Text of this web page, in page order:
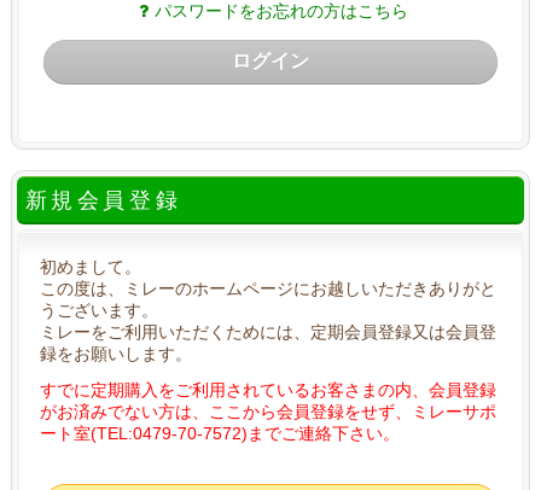
パスワードをお忘れの方はこちら
ログイン
新規会員登録
初めまして。
この度は、ミレーのホームページにお越しいただきありがと
うございます。
ミレーをご利用いただくためには、定期会員登録又は会員登
録をお願いします。
すでに定期購入をご利用されているお客さまの内、会員登録
がお済みでない方は、ここから会員登録をせず、ミレーサポ
ート室(TEL:0479-70-7572)までご連絡下さい。